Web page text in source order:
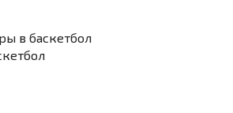
в баскетбол